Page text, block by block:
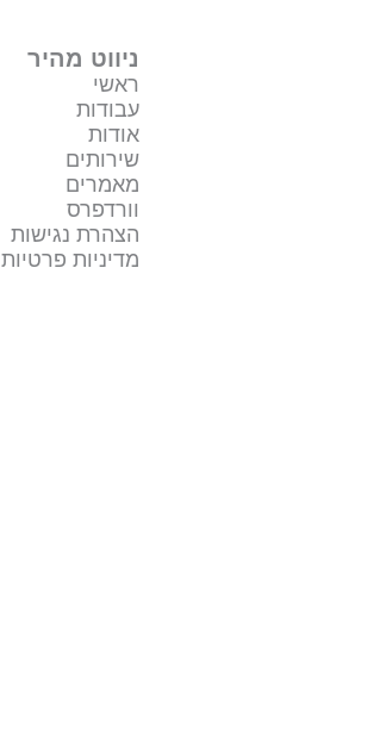
ניווט מהיר
ראשי
עבודות
אודות
שירותים
מאמרים
וורדפרס
הצהרת נגישות
מדיניות פרטיות